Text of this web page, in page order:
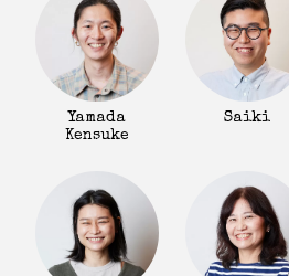
Yamada
Kensuke
Saiki